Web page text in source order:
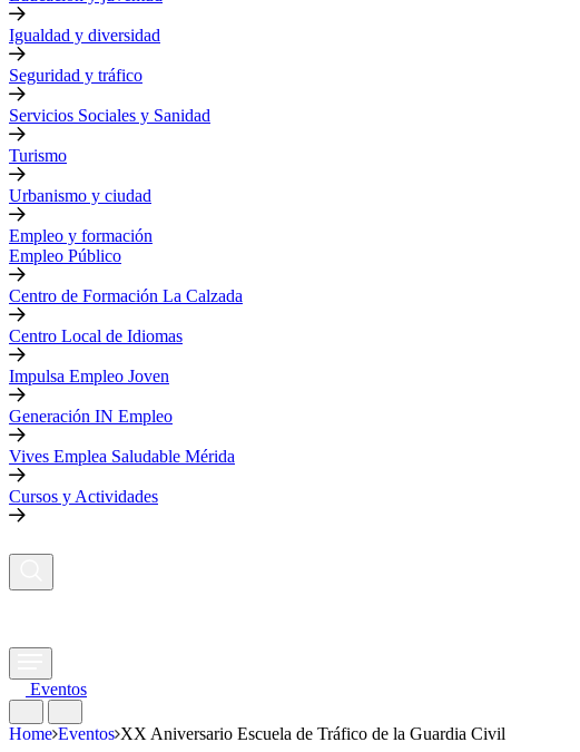
Igualdad y diversidad
Seguridad y tráfico
Servicios Sociales y Sanidad
Turismo
Urbanismo y ciudad
Empleo y formación
Empleo Público
Centro de Formación La Calzada
Centro Local de Idiomas
Impulsa Empleo Joven
Generación IN Empleo
Vives Emplea Saludable Mérida
Cursos y Actividades
Eventos
Home Eventos XX Aniversario Escuela de Tráfico de la Guardia Civil